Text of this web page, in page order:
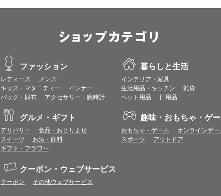
＜CookieやJavaScriptについて＞
ポイント付与につきまして
ントとして付与いたします。
プレミアムポイント付与の対象は、商品代金のみ（税・送料等を除く）となりま
とに異なりますので、各ショップのショップ詳細ページにてご確認ください。
200円のご利用につき1ポイントとして計算されるため、一部の法人カード等に
が異なる場合があります。
対象サイトにアクセス後、カード決済前に別サイトにアクセスした場合は、ポ
商品購入後、購入内容等に変更があった場合は、プレミアムポイント付与の対
商品をキャンセル・返品した場合は、プレミアムポイント付与の対象となりませ
同一ショップで複数回ご利用される場合は、1回のご利用ごとにポイントUPモ
プレミアムポイントはワールドプレゼントのポイントとして景品等に交換できま
ワールドプレゼントのお問合せの際は各ショップが発行する注文番号等が必要
に届く注文番号等の記載のあるメールを必ず保管してください。
各ショップのアプリ上で購入した場合はポイントUPの対象外となります。
ファッション
レディース
メンズ
キッズ・マタニティー
インナー
バッグ・財布
アクセサリー・腕時計
暮らしと生活
インテリア・家具
生活用品・キッチン
雑貨
ペット用品
日用品
グルメ・ギフト
デリバリー
食品・おとりよせ
スイーツ
お酒・飲料
ギフト・フラワー
趣味・おもちゃ・ゲ
おもちゃ・ゲーム
オンラインゲー
スポーツ
アウトドア
クーポン・ウェブサービス
クーポン その他ウェブサービス